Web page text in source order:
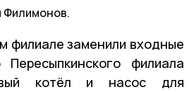
Филимонов.
филиале заменили входные
филиала
котёл и насос для